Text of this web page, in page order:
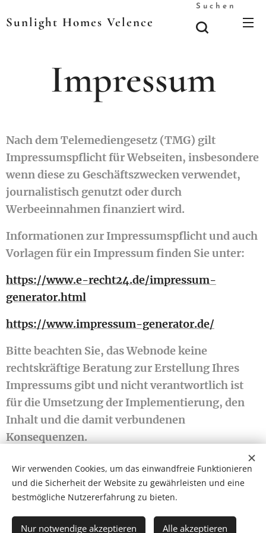
Sunlight Homes Velence
Suchen
Impressum
Nach dem Telemediengesetz (TMG) gilt
Impressumspflicht für Webseiten, insbesondere
wenn diese zu Geschäftszwecken verwendet,
journalistisch genutzt oder durch
Werbeeinnahmen finanziert wird.
Informationen zur Impressumspflicht und auch
Vorlagen für ein Impressum finden Sie unter:
https://www.e-recht24.de/impressum-
generator.html
https://www.impressum-generator.de/
Bitte beachten Sie, das Webnode keine
rechtskräftige Beratung zur Erstellung Ihres
Impressums gibt und nicht verantwortlich ist
für die Umsetzung der Implementierung, den
Inhalt und die damit verbundenen
Konsequenzen.
Minden jog fenntartva 2026
Cookies
Wir verwenden Cookies, um das einwandfreie Funktionieren
und die Sicherheit der Website zu gewährleisten und eine
bestmögliche Nutzererfahrung zu bieten.
Nur notwendige akzeptieren Alle akzeptieren